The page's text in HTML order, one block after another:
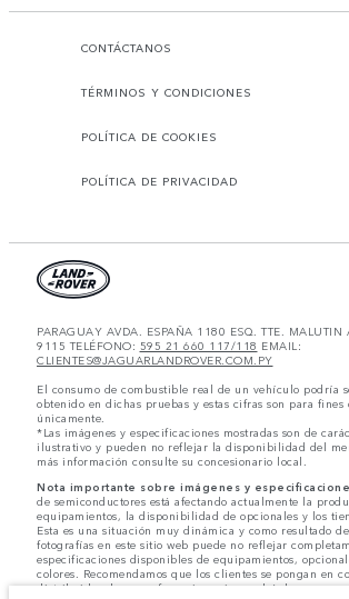
CONTÁCTANOS
TÉRMINOS Y CONDICIONES
POLÍTICA DE COOKIES
POLÍTICA DE PRIVACIDAD
PARAGUAY AVDA. ESPAÑA 1180 ESQ. TTE. MALUTIN
9115 TELÉFONO: 595 21 660 117/118 EMAIL:
CLIENTES@JAGUARLANDROVER.COM.PY
El consumo de combustible real de un vehículo podría
obtenido en dichas pruebas y estas cifras son para fines
únicamente.
*Las imágenes y especificaciones mostradas son de
ilustrativo y pueden no reflejar la disponibilidad del
más información consulte su concesionario local.
Nota importante sobre imágenes y
de semiconductores está afectando actualmente la
equipamientos, la disponibilidad de opcionales y los
Esta es una situación muy dinámica y como resultado
fotografías en este sitio web puede no reflejar
especificaciones disponibles de equipamientos,
colores. Recomendamos que los clientes se pongan en
distribuidor de su preferencia, quien podrá dar a